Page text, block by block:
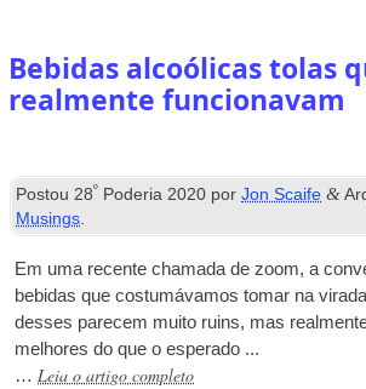
Bebidas alcoólicas tolas
realmente funcionavam
Postou28º Poderia 2020 porJon Scaife &
Musings.
Em uma recente chamada de zoom, a
bebidas que costumávamos tomar na
desses parecem muito ruins, mas
melhores do que o esperado ...
… Leia o artigo completo